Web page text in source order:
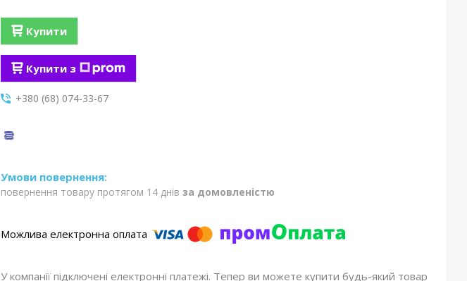
Купити
Купити з
+380 (68) 074-33-67
повернення товару протягом 14 днів за домовленістю
У компанії підключені електронні платежі. Тепер ви можете купити будь-який товар